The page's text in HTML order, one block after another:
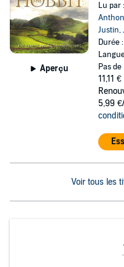
Aperçu
Lu par :
Justin,
Durée
Pas
11,11 €
5,99
Voir tous les